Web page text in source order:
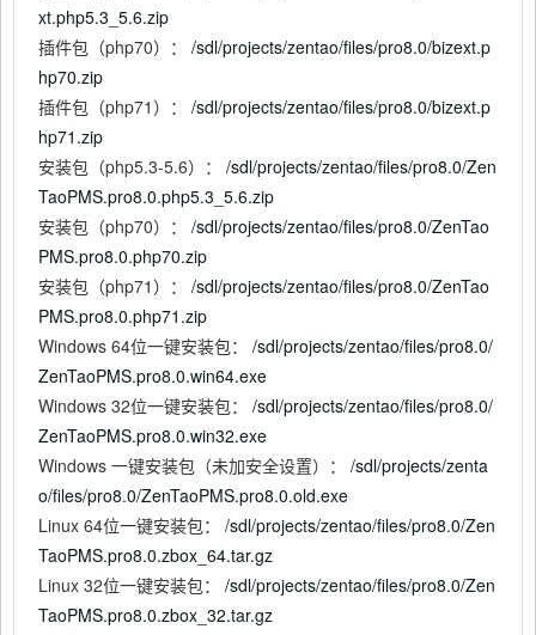
xt.php5.3_5.6.zip
插件包（php70）： /sdl/projects/zentao/files/pro8.0/bizext.p
hp70.zip
插件包（php71）： /sdl/projects/zentao/files/pro8.0/bizext.p
hp71.zip
安装包（php5.3-5.6）： /sdl/projects/zentao/files/pro8.0/Zen
TaoPMS.pro8.0.php5.3_5.6.zip
安装包（php70）： /sdl/projects/zentao/files/pro8.0/ZenTao
PMS.pro8.0.php70.zip
安装包（php71）： /sdl/projects/zentao/files/pro8.0/ZenTao
PMS.pro8.0.php71.zip
Windows 64位一键安装包： /sdl/projects/zentao/files/pro8.0/
ZenTaoPMS.pro8.0.win64.exe
Windows 32位一键安装包： /sdl/projects/zentao/files/pro8.0/
ZenTaoPMS.pro8.0.win32.exe
Windows 一键安装包（未加安全设置）： /sdl/projects/zenta
o/files/pro8.0/ZenTaoPMS.pro8.0.old.exe
Linux 64位一键安装包： /sdl/projects/zentao/files/pro8.0/Zen
TaoPMS.pro8.0.zbox_64.tar.gz
Linux 32位一键安装包： /sdl/projects/zentao/files/pro8.0/Zen
TaoPMS.pro8.0.zbox_32.tar.gz